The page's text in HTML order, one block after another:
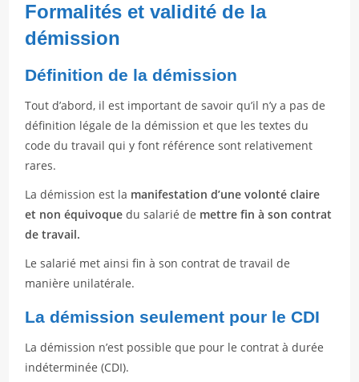
Formalités et validité de la
démission
Définition de la démission
Tout d’abord, il est important de savoir qu’il n’y a pas de
définition légale de la démission et que les textes du
code du travail qui y font référence sont relativement
rares.
La démission est la manifestation d’une volonté claire
et non équivoque du salarié de mettre fin à son contrat
de travail.
Le salarié met ainsi fin à son contrat de travail de
manière unilatérale.
La démission seulement pour le CDI
La démission n’est possible que pour le contrat à durée
indéterminée (CDI).